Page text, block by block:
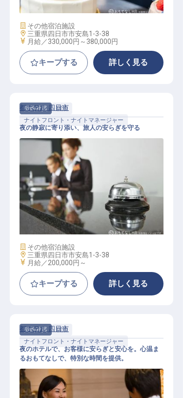
施設業態
その他宿泊施設
勤務地
三重県四日市市安島1-3-38
給与
月給／330,000円～ 380,000円
キープする 詳しく見る
契約社員
宿泊
ナイトフロント・ナイトマネージャー
フロントナイトスタッフ
都ホテル 四日市
夜の静寂に寄り添い、旅人の安らぎを守る
施設業態
その他宿泊施設
勤務地
三重県四日市市安島1-3-38
給与
月給／200,000円～
キープする 詳しく見る
契約社員
宿泊
ナイトフロント・ナイトマネージャー
都ホテル 四日市
夜のホテルで、お客様に安らぎと安心を。心温ま
るおもてなしで、特別な時間を提供。